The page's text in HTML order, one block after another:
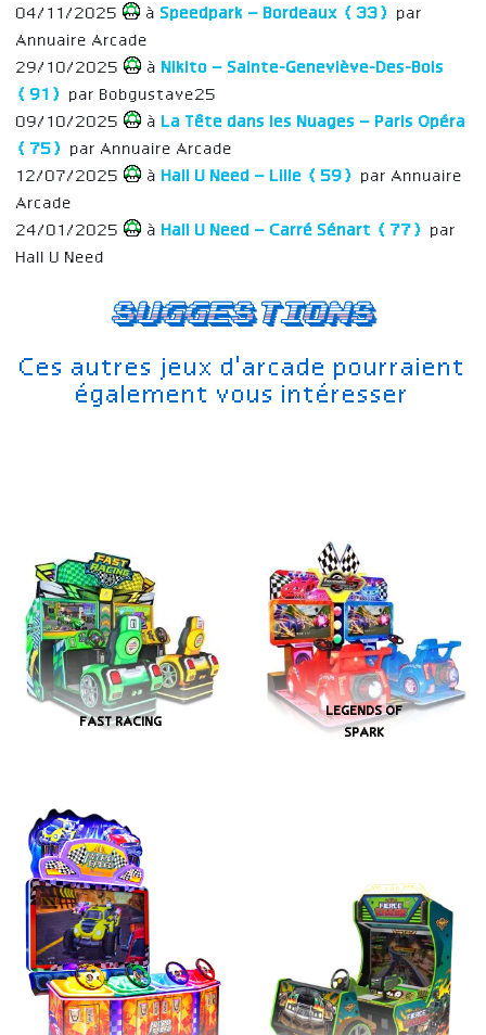
Suggestions
Ces autres jeux d'arcade pourraient
également vous intéresser
FAST RACING
LEGENDS OF
SPARK
04/11/2025
à Speedpark – Bordeaux (33)
par
Annuaire Arcade
29/10/2025
à Nikito – Sainte-Geneviève-Des-Bois
(91)
par Bobgustave25
09/10/2025
à La Tête dans les Nuages – Paris Opéra
(75)
par Annuaire Arcade
12/07/2025
à Hall U Need – Lille (59)
par Annuaire
Arcade
24/01/2025
à Hall U Need – Carré Sénart (77)
par
Hall U Need